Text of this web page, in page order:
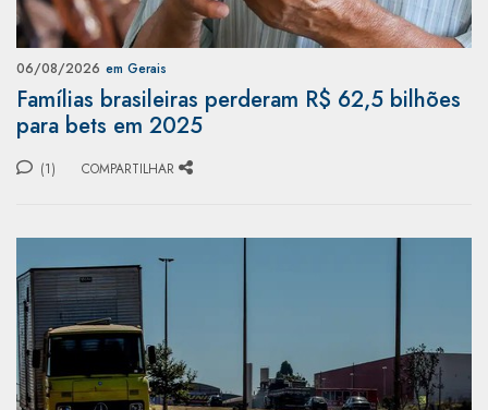
06/08/2026 em Gerais
Famílias brasileiras perderam R$ 62,5 bilhões
para bets em 2025
(1) COMPARTILHAR